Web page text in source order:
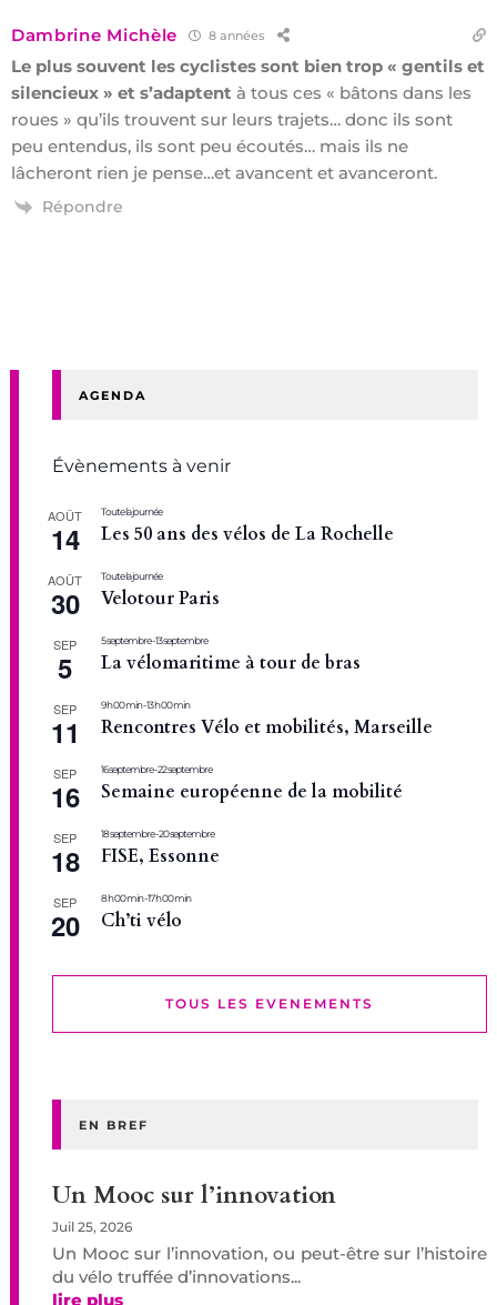
Dambrine Michèle 8 années
Le plus souvent les cyclistes sont bien trop « gentils et
silencieux » et s’adaptent à tous ces « bâtons dans les
roues » qu’ils trouvent sur leurs trajets… donc ils sont
peu entendus, ils sont peu écoutés… mais ils ne
lâcheront rien je pense…et avancent et avanceront.
Répondre
AGENDA
Évènements à venir
AOÛT
14
Toute la journée
Les 50 ans des vélos de La Rochelle
AOÛT
30
Toute la journée
Velotour Paris
SEP
5
5 septembre-13 septembre
La vélomaritime à tour de bras
SEP
11
9 h 00 min-13 h 00 min
Rencontres Vélo et mobilités, Marseille
SEP
16
16 septembre-22 septembre
Semaine européenne de la mobilité
SEP
18
18 septembre-20 septembre
FISE, Essonne
SEP
20
8 h 00 min-17 h 00 min
Ch’ti vélo
TOUS LES EVENEMENTS
EN BREF
Un Mooc sur l’innovation
Juil 25, 2026
Un Mooc sur l’innovation, ou peut-être sur l’histoire
du vélo truffée d’innovations...
lire plus